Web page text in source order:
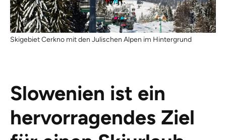
Skigebiet Cerkno mit den Julischen Alpen im Hintergrund
Slowenien ist ein
hervorragendes Ziel